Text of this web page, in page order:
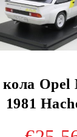
Opel
1981